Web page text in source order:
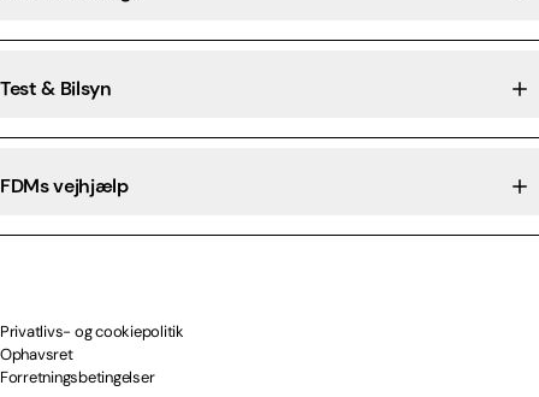
Test & Bilsyn
FDMs vejhjælp
Privatlivs- og cookiepolitik
Ophavsret
Forretningsbetingelser